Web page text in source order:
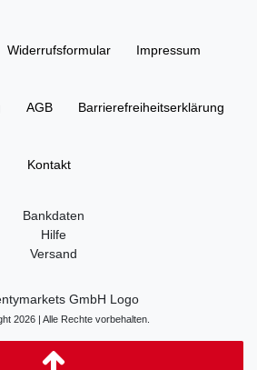
Widerrufs­formular Impressum
AGB Barrierefreiheitserklärung
Kontakt
Bankdaten
Hilfe
Versand
2026 | Alle Rechte vorbehalten.